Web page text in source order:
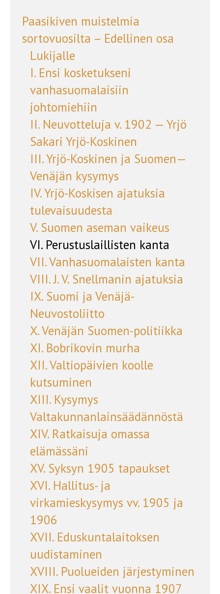
Paasikiven muistelmia
sortovuosilta – Edellinen osa
Lukijalle
I. Ensi kosketukseni
vanhasuomalaisiin
johtomiehiin
II. Neuvotteluja v. 1902 — Yrjö
Sakari Yrjö-Koskinen
III. Yrjö-Koskinen ja Suomen—
Venäjän kysymys
IV. Yrjö-Koskisen ajatuksia
tulevaisuudesta
V. Suomen aseman vaikeus
VI. Perustuslaillisten kanta
VII. Vanhasuomalaisten kanta
VIII. J. V. Snellmanin ajatuksia
IX. Suomi ja Venäjä-
Neuvostoliitto
X. Venäjän Suomen-politiikka
XI. Bobrikovin murha
XII. Valtiopäivien koolle
kutsuminen
XIII. Kysymys
Valtakunnanlainsäädännöstä
XIV. Ratkaisuja omassa
elämässäni
XV. Syksyn 1905 tapaukset
XVI. Hallitus- ja
virkamieskysymys vv. 1905 ja
1906
XVII. Eduskuntalaitoksen
uudistaminen
XVIII. Puolueiden järjestyminen
XIX. Ensi vaalit vuonna 1907